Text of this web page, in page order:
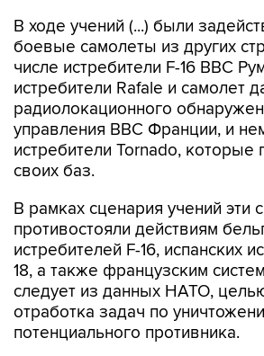
В ходе учений (...) были
боевые самолеты из других
числе истребители F-16 ВВС
истребители Rafale и самолет
радиолокационного
управления ВВС Франции, и
истребители Tornado, которые
своих баз.
В рамках сценария учений эти
противостояли действиям
истребителей F-16, испанских
18, а также французским
следует из данных НАТО,
отработка задач по
потенциального противника.